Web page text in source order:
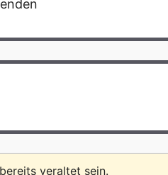
veraltet sein.